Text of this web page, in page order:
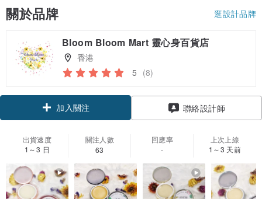
關於品牌 逛設計品牌
Bloom Bloom Mart 靈心身百貨店
香港
5 (8)
加入關注 聯絡設計師
出貨速度
1～3 日
關注人數
63
回應率
-
上次上線
1～3 天前